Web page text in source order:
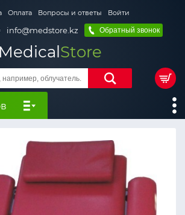
Оплата Вопросы и ответы Войти
info@medstore.kz Обратный звонок
MedicalStore